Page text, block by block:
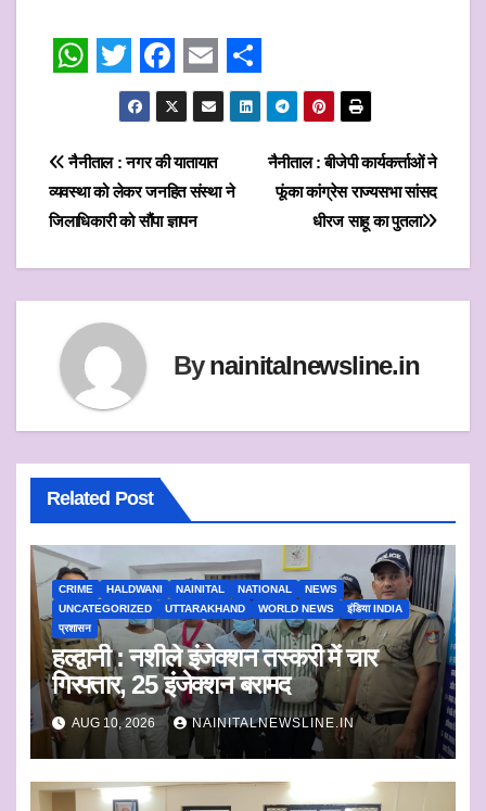
a
t
s
A
p
p
w
i
t
t
e
r
F
a
c
e
b
o
o
E
m
a
i
l
S
h
r
Post
navigation
नैनीताल : बीजेपी कार्यकर्त्ताओं ने
फूंका कांग्रेस राज्यसभा सांसद
धीरज साहू का पुतला
नैनीताल : नगर की यातायात
व्यवस्था को लेकर जनहित संस्था ने
जिलाधिकारी को सौंपा ज्ञापन
Bynainitalnewsline.in
Related Post
CRIME HALDWANI NAINITAL NATIONAL
NEWS
UNCATEGORIZED
UTTARAKHAND WORLD NEWS
इंडिया INDIA
प्रशासन
हल्द्वानी : नशीले इंजेक्शन तस्करी में चार
गिरफ्तार, 25 इंजेक्शन बरामद
AUG 10, 2026 NAINITALNEWSLINE.IN